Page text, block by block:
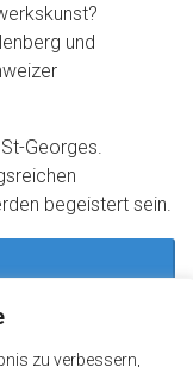
zu verbessern,
und
Georges.
begeistert sein.